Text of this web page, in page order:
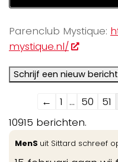
Parenclub Mystique:
mystique.nl/
Navigatie
door
de
gastenboek-
← 1 ... 50 51
10915 berichten.
MenS uit Sittard schreef